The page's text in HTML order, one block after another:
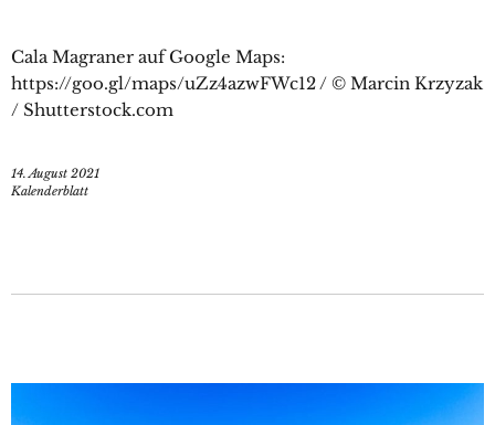
Cala Magraner auf Google Maps:
https://goo.gl/maps/uZz4azwFWc12 / © Marcin Krzyzak
/ Shutterstock.com
14. August 2021
Kalenderblatt